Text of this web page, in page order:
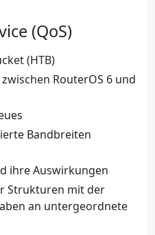
(QoS)
(HTB)
RouterOS 6 und
Bandbreiten
ihre Auswirkungen
Strukturen mit der
an untergeordnete